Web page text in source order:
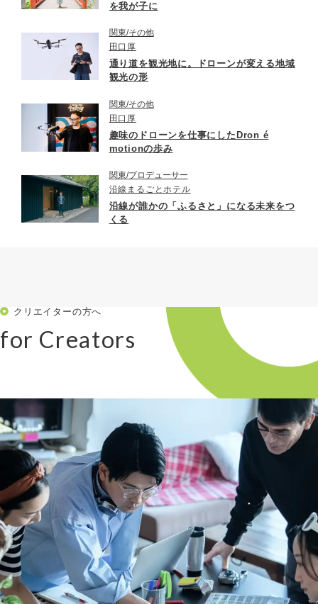
を我が子に
関東 その他
田口厚
通り道を観光地に。ドローンが変える地域
観光の形
関東 その他
田口厚
趣味のドローンを仕事にしたDron é
motionの歩み
関東 プロデューサー
沿線まるごとホテル
沿線が誰かの「ふるさと」になる未来をつ
くる
クリエイターの方へ
for Creators